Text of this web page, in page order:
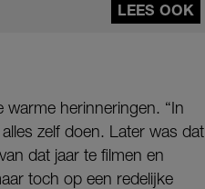
LEES OOK
warme herinneringen. “In
zelf doen. Later was dat
dat jaar te filmen en
toch op een redelijke